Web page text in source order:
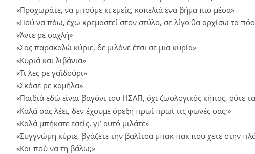
«Προχωράτε, να μπούμε κι εμείς, κοπελιά ένα βήμα πιο μέσα»
«Πού να πάω, έχω κρεμαστεί στον στύλο, σε λίγο θα αρχίσω τα
«Άντε ρε σαχλή»
«Σας παρακαλώ κύριε, δε μιλάνε έτσι σε μια κυρία»
«Κυριά και λιβάνια»
«Τι λες ρε γαϊδούρι»
«Σκάσε ρε καμήλα»
«Παιδιά εδώ είναι βαγόνι του ΗΣΑΠ, όχι ζωολογικός κήπος, ούτε
«Καλά σας λέει, δεν έχουμε όρεξη πρωί πρωί τις φωνές σας;»
«Καλά μπήκατε εσείς, γι’ αυτό μιλάτε»
«Συγγνώμη κύριε, βγάζετε την βαλίτσα μπακ πακ που χετε στην
«Και πού να τη βάλω;»